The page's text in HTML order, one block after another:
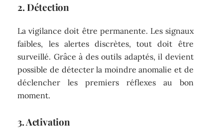
2. Détection
La vigilance doit être permanente. Les signaux
faibles, les alertes discrètes, tout doit être
surveillé. Grâce à des outils adaptés, il devient
possible de détecter la moindre anomalie et de
déclencher les premiers réflexes au bon
moment.
3. Activation